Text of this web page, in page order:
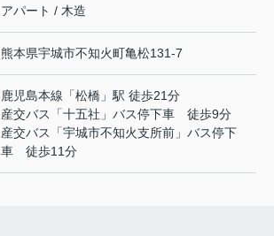
アパート / 木造
熊本県宇城市不知火町亀松131-7
鹿児島本線 「松橋 」駅 徒歩21分
産交バス「十五社」バス停下車 徒歩9分
産交バス「宇城市不知火支所前」バス停下
車 徒歩11分